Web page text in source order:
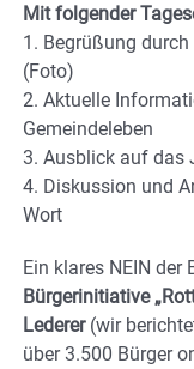
Mit folgender
1. Begrüßung
(Foto)
2. Aktuelle
Gemeindeleben
3. Ausblick auf das
4. Diskussion und
Wort
Ein klares NEIN der
Bürgerinitiative
Lederer(wir
über 3.500 Bürger